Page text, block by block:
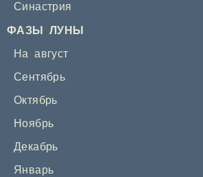
Синастрия
ФАЗЫ ЛУНЫ
На август
Сентябрь
Октябрь
Ноябрь
Декабрь
Январь